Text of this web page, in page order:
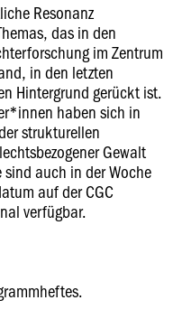
Resonanz
das in den
im Zentrum
in den letzten
Hintergrund gerückt ist.
haben sich in
strukturellen
Gewalt
auch in der Woche
auf der CGC
verfügbar.